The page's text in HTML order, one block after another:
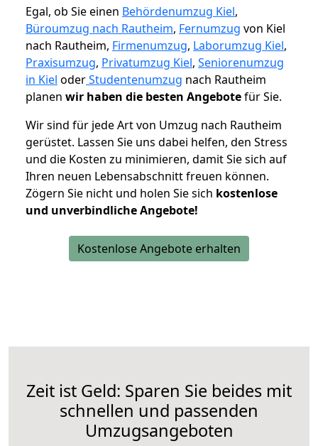
Egal, ob Sie einen Behördenumzug Kiel,
Büroumzug nach Rautheim, Fernumzug von Kiel
nach Rautheim, Firmenumzug, Laborumzug Kiel,
Praxisumzug, Privatumzug Kiel, Seniorenumzug
in Kiel oderStudentenumzug nach Rautheim
planen wir haben die besten Angebotefür Sie.
Wir sind für jede Art von Umzug nach Rautheim
gerüstet. Lassen Sie uns dabei helfen, den Stress
und die Kosten zu minimieren, damit Sie sich auf
Ihren neuen Lebensabschnitt freuen können.
Zögern Sie nicht und holen Sie sich kostenlose
und unverbindliche Angebote!
Kostenlose Angebote erhalten
Zeit ist Geld: Sparen Sie beides mit
schnellen und passenden
Umzugsangeboten